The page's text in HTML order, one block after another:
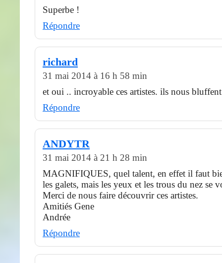
Superbe !
Répondre
richard
31 mai 2014 à 16 h 58 min
et oui .. incroyable ces artistes. ils nous bluffent
Répondre
ANDYTR
31 mai 2014 à 21 h 28 min
MAGNIFIQUES, quel talent, en effet il faut
les galets, mais les yeux et les trous du nez se
Merci de nous faire découvrir ces artistes.
Amitiés Gene
Andrée
Répondre